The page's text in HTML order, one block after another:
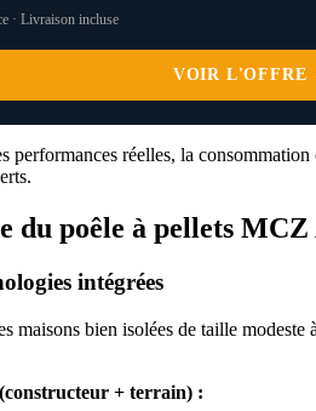
· Livraison incluse
VOIR L'OFFRE
performances réelles, la
du poêle à pellets
intégrées
maisons bien isolées de taille
+ terrain) :